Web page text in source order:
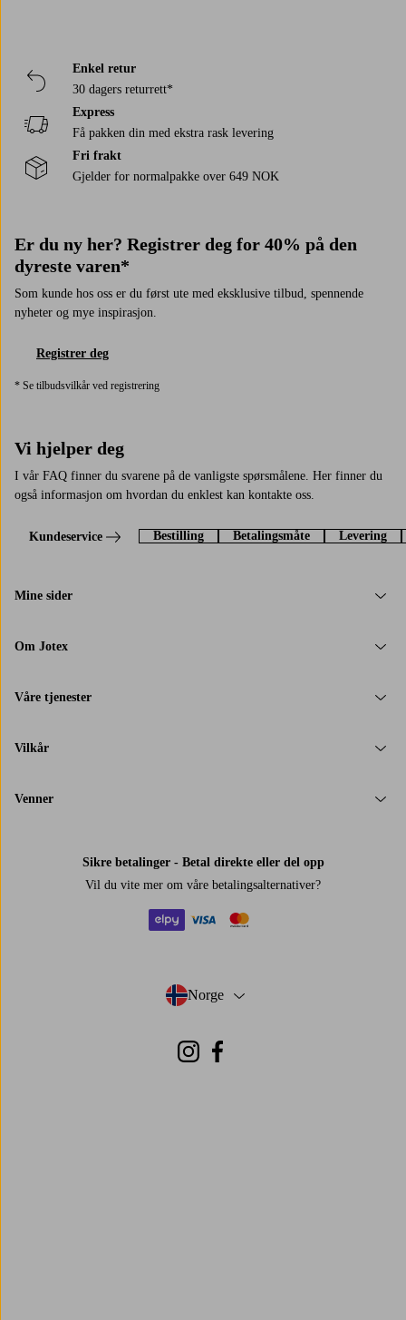
Enkel retur
30 dagers returrett*
Express
Få pakken din med ekstra rask levering
Fri frakt
Gjelder for normalpakke over 649 NOK
Er du ny her? Registrer deg for 40% på den
dyreste varen*
Som kunde hos oss er du først ute med eksklusive tilbud, spennende
nyheter og mye inspirasjon.
Registrer deg
* Se tilbudsvilkår ved registrering
Vi hjelper deg
I vår FAQ finner du svarene på de vanligste spørsmålene. Her finner du
også informasjon om hvordan du enklest kan kontakte oss.
Kundeservice Bestilling Betalingsmåte Levering
Mine sider
Om Jotex
Våre tjenester
Vilkår
Venner
Sikre betalinger - Betal direkte eller del opp
Vil du vite mer om våre betalingsalternativer?
Norge
- Velg land